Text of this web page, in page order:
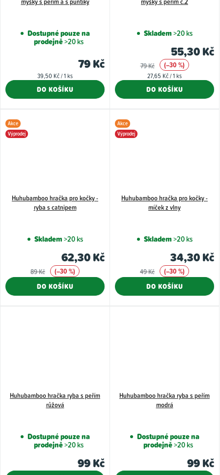
Dostupné pouze na
prodejně>20 ks
79 Kč
Měrná
39,50 Kč / 1 ks
DO KOŠÍKU
Skladem>20 ks
55,30 Kč
79 Kč (–30 %)
Měrná
27,65 Kč / 1 ks
DO KOŠÍKU
Akce
Výprodej
Huhubamboo hračka pro kočky -
ryba s catnipem
Skladem>20 ks
62,30 Kč
89 Kč
(–30 %)
DO KOŠÍKU
Akce
Výprodej
Huhubamboo hračka pro kočky -
míček z vlny
Skladem>20 ks
34,30 Kč
49 Kč
(–30 %)
DO KOŠÍKU
Huhubamboo hračka ryba s peřím
růžová
Dostupné pouze na
prodejně>20 ks
99 Kč
Huhubamboo hračka ryba s peřím
modrá
Dostupné pouze na
prodejně>20 ks
99 Kč